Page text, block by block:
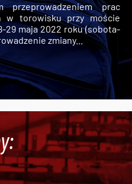
przeprowadzeniem prac
w torowisku przy moście
29 maja 2022 roku (sobota-
zmiany...